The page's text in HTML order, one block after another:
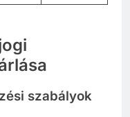
szabályok